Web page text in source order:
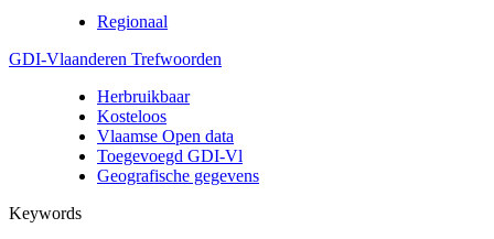
Regionaal
GDI-Vlaanderen Trefwoorden
Herbruikbaar
Kosteloos
Vlaamse Open data
Toegevoegd GDI-Vl
Geografische gegevens
Keywords